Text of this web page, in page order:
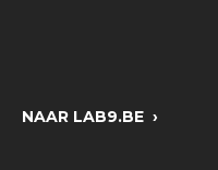
NAAR LAB9.BE ›